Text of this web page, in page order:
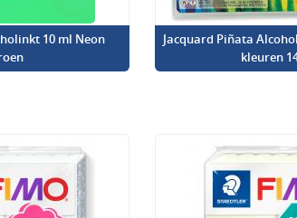
10 ml Neon
Jacquard Piñata
kleuren